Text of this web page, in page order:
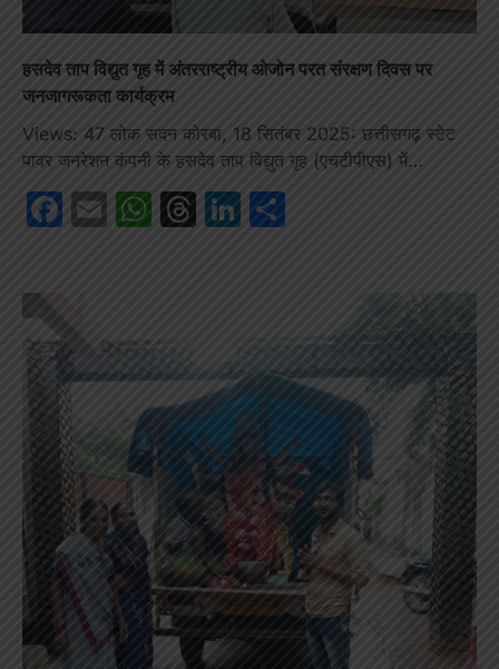
हसदेव ताप विद्युत गृह में अंतरराष्ट्रीय ओजोन परत संरक्षण दिवस पर
जनजागरूकता कार्यक्रम
Views: 47 लोक सदन कोरबा, 18 सितंबर 2025: छत्तीसगढ़ स्टेट
पावर जनरेशन कंपनी के हसदेव ताप विद्युत गृह (एचटीपीएस) में…
Facebook
EmailWhatsApp
Threads
LinkedIn